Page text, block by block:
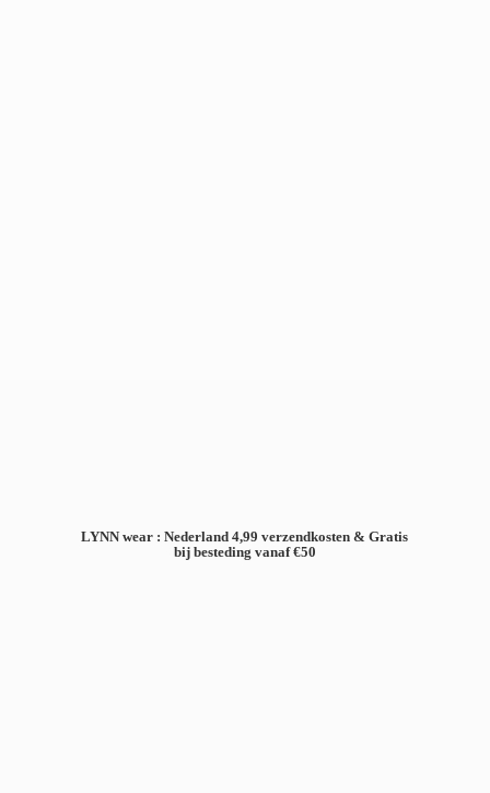
LYNN wear : Nederland 4,99 verzendkosten & Gratis
bij besteding vanaf €50